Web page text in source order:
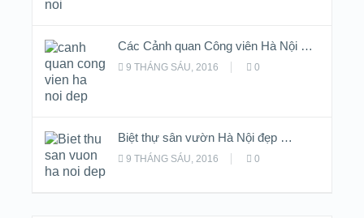
Các Cảnh quan Công viên Hà Nội …
9 THÁNG SÁU, 2016 0
Biệt thự sân vườn Hà Nội đẹp …
9 THÁNG SÁU, 2016 0